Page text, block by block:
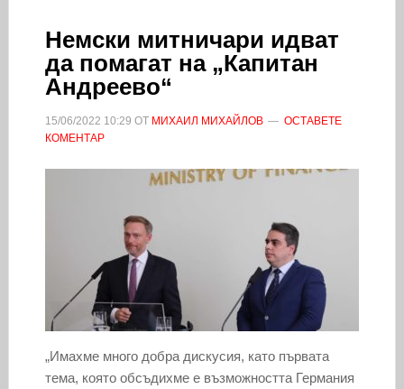
Немски митничари идват
да помагат на „Капитан
Андреево“
15/06/2022 10:29 ОТ МИХАИЛ МИХАЙЛОВ
ОСТАВЕТЕ
КОМЕНТАР
„Имахме много добра дискусия, като първата
тема, която обсъдихме е възможността Германия